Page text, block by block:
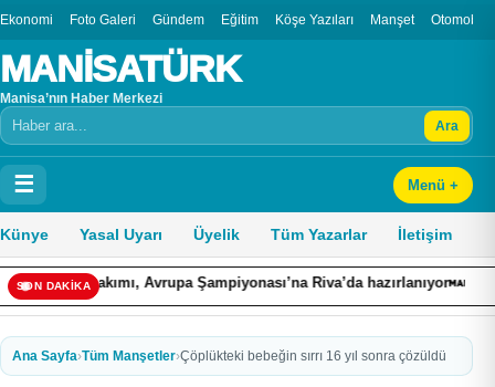
Ekonomi Foto Galeri Gündem Eğitim Köşe Yazıları Manşet Otomobil
MANİSATÜRK
Manisa’nın Haber Merkezi
Arama Ara
☰ Menü +
Künye Yasal Uyarı Üyelik Tüm Yazarlar İletişim
SON DAKİKA
Avrupa Şampiyonası’na Riva’da hazırlanıyor Adalet Bakanı
Ana Sayfa›Tüm Manşetler›Çöplükteki bebeğin sırrı 16 yıl sonra çözüldü